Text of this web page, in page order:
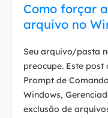
Como forçar
arquivo no
Seu arquivo/pasta
preocupe. Este
Prompt de
Windows,
exclusão de